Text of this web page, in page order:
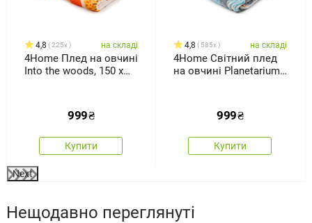
4,8 225x на складі
4Home Плед на овчині
Into the woods, 150 x
999₴
Купити
4,8 585x на складі
4Home Світний плед
на овчині Planetarium,
999₴
Купити
Next
Нещодавно переглянуті